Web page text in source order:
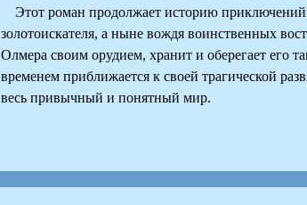
Этот роман продолжает историю приключений
золотоискателя, а ныне вождя воинственных
Олмера своим орудием, хранит и оберегает его
временем приближается к своей трагической
весь привычный и понятный мир.